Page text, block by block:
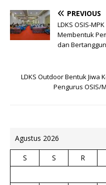
PREVIOUS
LDKS OSIS-
Membentuk
dan
LDKS Outdoor Bentuk Jiwa
Pengurus OSIS/
Agustus 2026
S S R